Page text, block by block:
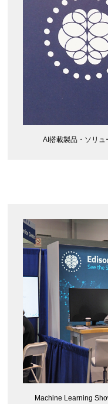
AI搭載製品・ソリ
Machine Learning